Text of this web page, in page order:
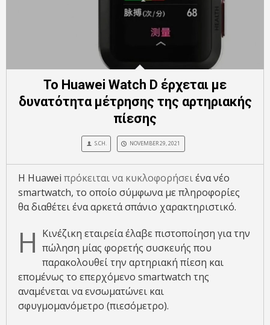
Το Huawei Watch D έρχεται με
δυνατότητα μέτρησης της αρτηριακής
πίεσης
S.CH. NOVEMBER 29, 2021
Η Huawei πρόκειται να κυκλοφορήσειένα νέο
smartwatch, το οποίο σύμφωνα με πληροφορίες
θα διαθέτει ένα αρκετά σπάνιο χαρακτηριστικό.
Η Κινέζικη εταιρεία έλαβε πιστοποίηση για την
πώληση μίας φορετής συσκευής που
παρακολουθεί την αρτηριακή πίεση και
επομένως το επερχόμενο smartwatch της
αναμένεται να ενσωματώνει και
σφυγμομανόμετρο (πιεσόμετρο).